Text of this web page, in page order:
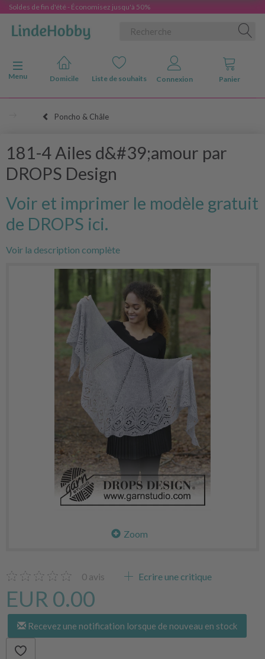
Soldes de fin d'été - Économisez jusqu'à 50%
Basculer la navigation
Menu
Domicile Liste de souhaits Connexion Panier
Poncho & Châle
181-4 Ailes d&#39;amour par
DROPS Design
Voir et imprimer le modèle gratuit
de DROPS ici.
Voir la description complète
Zoom
0 avis Ecrire une critique
EUR 0.00
Recevez une notification lorsque de nouveau en stock